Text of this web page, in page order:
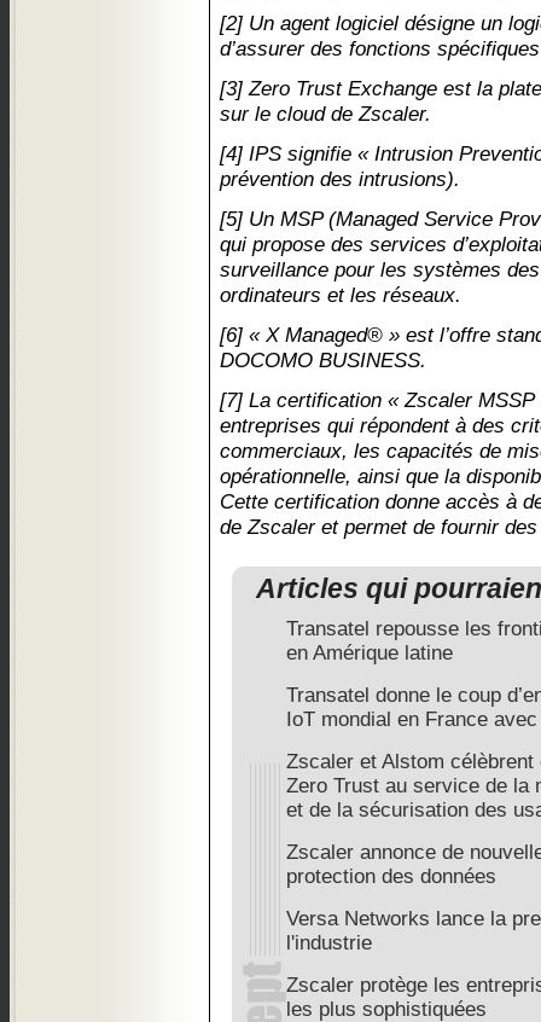
[2] Un agent logiciel désigne un
d’assurer des fonctions
[3] Zero Trust Exchange est la
sur le cloud de Zscaler.
[4] IPS signifie « Intrusion
prévention des intrusions).
[5] Un MSP (Managed Service
qui propose des services
surveillance pour les systèmes
ordinateurs et les réseaux.
[6] « X Managed® » est l’offre
DOCOMO BUSINESS.
[7] La certification « Zscaler
entreprises qui répondent à des
commerciaux, les capacités de
opérationnelle, ainsi que la
Cette certification donne accès à
de Zscaler et permet de fournir
Articles qui
Transatel repousse les
en Amérique latine
Transatel donne le coup
IoT mondial en France
Zscaler et Alstom
Zero Trust au service de la
et de la sécurisation des
Zscaler annonce de
protection des données
Versa Networks lance la
l'industrie
Zscaler protège les
les plus sophistiquées